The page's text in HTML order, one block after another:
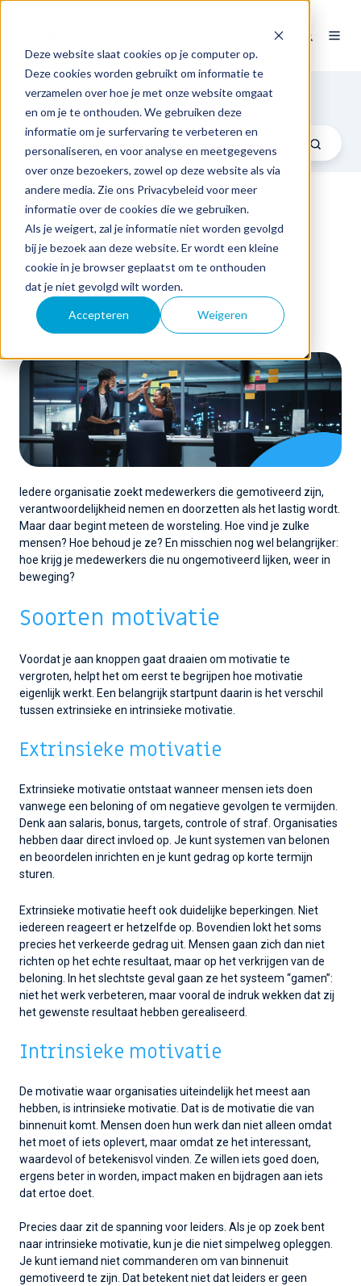
Deze website slaat cookies op je computer op.
Deze cookies worden gebruikt om informatie te
verzamelen over hoe je met onze website omgaat
en om je te onthouden. We gebruiken deze
informatie om je surfervaring te verbeteren en
personaliseren, en voor analyse en meetgegevens
over onze bezoekers, zowel op deze website als via
andere media. Zie ons Privacybeleid voor meer
informatie over de cookies die we gebruiken.
Als je weigert, zal je informatie niet worden gevolgd
bij je bezoek aan deze website. Er wordt een kleine
cookie in je browser geplaatst om te onthouden
dat je niet gevolgd wilt worden.
Accepteren Weigeren
Blog
Hoe krijg ik mijn
medewerkers
gemotiveerd?
door op wo 13 mei 2026
Iedere organisatie zoekt medewerkers die gemotiveerd zijn,
verantwoordelijkheid nemen en doorzetten als het lastig wordt.
Maar daar begint meteen de worsteling. Hoe vind je zulke
mensen? Hoe behoud je ze? En misschien nog wel belangrijker:
hoe krijg je medewerkers die nu ongemotiveerd lijken, weer in
beweging?
Soorten motivatie
Voordat je aan knoppen gaat draaien om motivatie te
vergroten, helpt het om eerst te begrijpen hoe motivatie
eigenlijk werkt. Een belangrijk startpunt daarin is het verschil
tussen extrinsieke en intrinsieke motivatie.
Extrinsieke motivatie
Extrinsieke motivatie ontstaat wanneer mensen iets doen
vanwege een beloning of om negatieve gevolgen te vermijden.
Denk aan salaris, bonus, targets, controle of straf. Organisaties
hebben daar direct invloed op. Je kunt systemen van belonen
en beoordelen inrichten en je kunt gedrag op korte termijn
sturen.
Extrinsieke motivatie heeft ook duidelijke beperkingen. Niet
iedereen reageert er hetzelfde op. Bovendien lokt het soms
precies het verkeerde gedrag uit. Mensen gaan zich dan niet
richten op het echte resultaat, maar op het verkrijgen van de
beloning. In het slechtste geval gaan ze het systeem “gamen”:
niet het werk verbeteren, maar vooral de indruk wekken dat zij
het gewenste resultaat hebben gerealiseerd.
Intrinsieke motivatie
De motivatie waar organisaties uiteindelijk het meest aan
hebben, is intrinsieke motivatie. Dat is de motivatie die van
binnenuit komt. Mensen doen hun werk dan niet alleen omdat
het moet of iets oplevert, maar omdat ze het interessant,
waardevol of betekenisvol vinden. Ze willen iets goed doen,
ergens beter in worden, impact maken en bijdragen aan iets
dat ertoe doet.
Precies daar zit de spanning voor leiders. Als je op zoek bent
naar intrinsieke motivatie, kun je die niet simpelweg opleggen.
Je kunt iemand niet commanderen om van binnenuit
gemotiveerd te zijn. Dat betekent niet dat leiders er geen